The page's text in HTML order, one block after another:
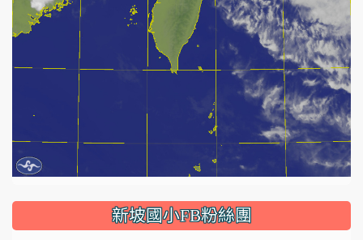
::: 新坡國小FB粉絲團